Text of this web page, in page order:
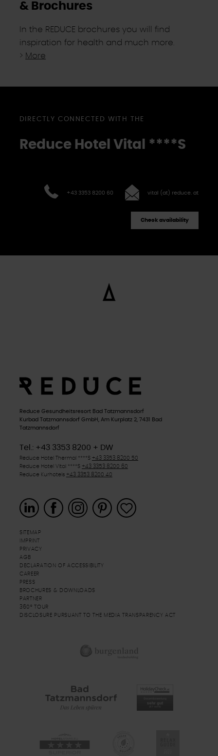
& Brochures
In the REDUCE brochures you will find
inspiration for health and much more.
> More
DIRECTLY CONNECTED WITH THE
Reduce Hotel Vital ****S
+43 3353 8200 60 vital (at) reduce. at
Check availability
Reduce Gesundheitsresort Bad Tatzmannsdorf
Kurbad Tatzmannsdorf GmbH, Am Kurplatz 2, 7431 Bad
Tatzmannsdorf
Tel.: +43 3353 8200 + DW
Reduce Hotel Thermal ****S +43 3353 8200 50
Reduce Hotel Vital ****S +43 3353 8200 60
Reduce Kurhotels +43 3353 8200 40
SITEMAP
IMPRINT
PRIVACY
AGB
DECLARATION OF ACCESSIBILITY
CAREER
PRESS
BROCHURES & DOWNLOADS
PARTNER
360° TOUR
DISCLOSURE PURSUANT TO THE MEDIA TRANSPARENCY ACT